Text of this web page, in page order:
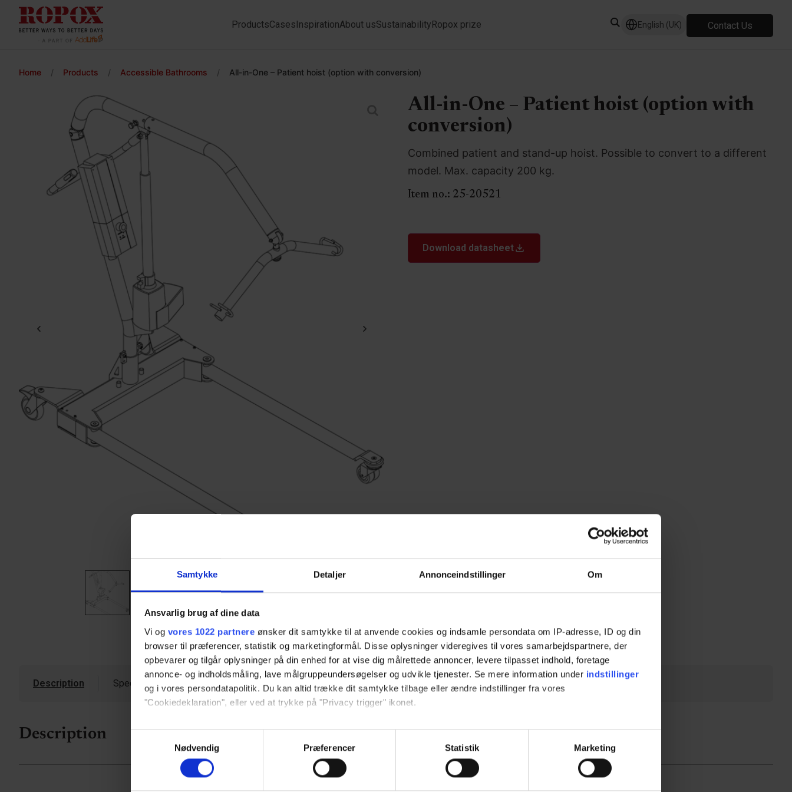
Samtykke Detaljer Annonceindstillinger Om
Ansvarlig brug af dine data
Vi og vores 1022 partnere ønsker dit samtykke til at anvende cookies og indsamle persondata om IP-adresse, ID og din
browser til præferencer, statistik og marketingformål. Disse oplysninger videregives til vores samarbejdspartnere, der
opbevarer og tilgår oplysninger på din enhed for at vise dig målrettede annoncer, levere tilpasset indhold, foretage
annonce- og indholdsmåling, lave målgruppeundersøgelser og udvikle tjenester. Se mere information under indstillinger
og i vores persondatapolitik. Du kan altid trække dit samtykke tilbage eller ændre indstillinger fra vores
"Cookiedeklaration", eller ved at trykke på "Privacy trigger" ikonet.
Hvis du tillader det, vil vi også gerne:
Indsamle præcise oplysninger om din placering, der kan være nøjagtig inden for få meter
Identificere din enhed baseret på en scanning af dens unikke karakteristika (fingerprinting)
Dine valg anvendes på hele websitet.
Nødvendig
Præferencer Statistik Marketing
ProductsCasesInspirationAbout usSustainabilityRopox prize English (UK) Contact Us
Home / Products / Accessible Bathrooms / All-in-One – Patient hoist (option with conversion)
All-in-One – Patient hoist (option with
conversion)
Combined patient and stand-up hoist. Possible to convert to a different
model. Max. capacity 200 kg.
Item no.: 25-20521
Download datasheet
Description Specifications
Description